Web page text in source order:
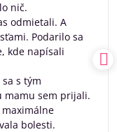
nič.
odmietali. A
Podarilo sa
kde napísali
s tým
mamu sem prijali.
bolesti.